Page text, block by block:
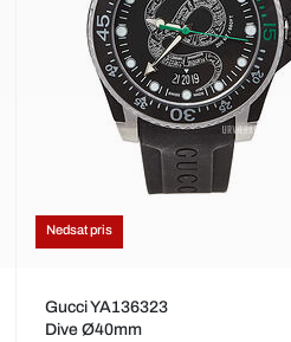
Nedsat pris
Gucci YA136323
Dive Ø40mm